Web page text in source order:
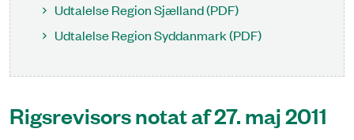
Udtalelse Region Sjælland (PDF)
Udtalelse Region Syddanmark (PDF)
Rigsrevisors notat af 27. maj 2011